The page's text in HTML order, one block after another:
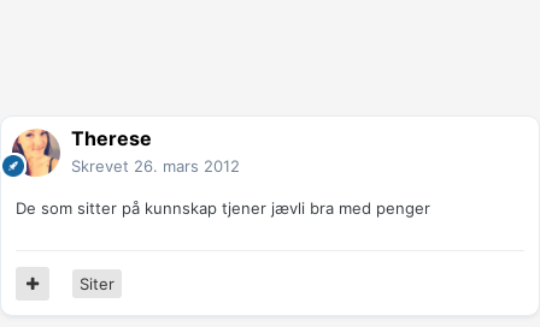
Therese
Skrevet 26. mars 2012
De som sitter på kunnskap tjener jævli bra med penger
Siter